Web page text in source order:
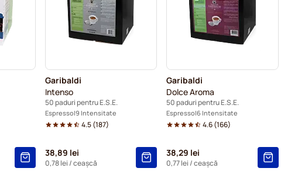
Garibaldi
Intenso
50 paduri pentru E.S.E.
Espresso 9 Intensitate
4.5(187)
38,89 lei
0,78 lei / ceașcă
Garibaldi
Dolce Aroma
50 paduri pentru E.S.E.
Espresso 6 Intensitate
4.6(166)
38,29 lei
0,77 lei / ceașcă